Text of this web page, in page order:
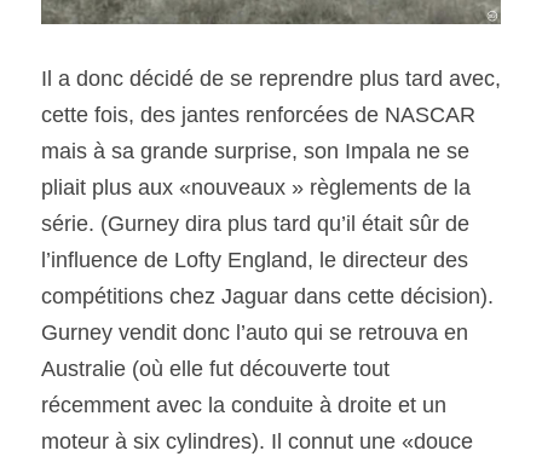
Il a donc décidé de se reprendre plus tard avec,
cette fois, des jantes renforcées de NASCAR
mais à sa grande surprise, son Impala ne se
pliait plus aux «nouveaux » règlements de la
série. (Gurney dira plus tard qu’il était sûr de
l’influence de Lofty England, le directeur des
compétitions chez Jaguar dans cette décision).
Gurney vendit donc l’auto qui se retrouva en
Australie (où elle fut découverte tout
récemment avec la conduite à droite et un
moteur à six cylindres). Il connut une «douce